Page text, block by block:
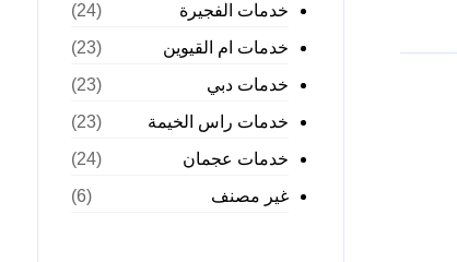
خدمات الفجيرة
(24)
خدمات ام القيوين
(23)
خدمات دبي
(23)
خدمات راس الخيمة
(23)
خدمات عجمان
(24)
غير مصنف
(6)